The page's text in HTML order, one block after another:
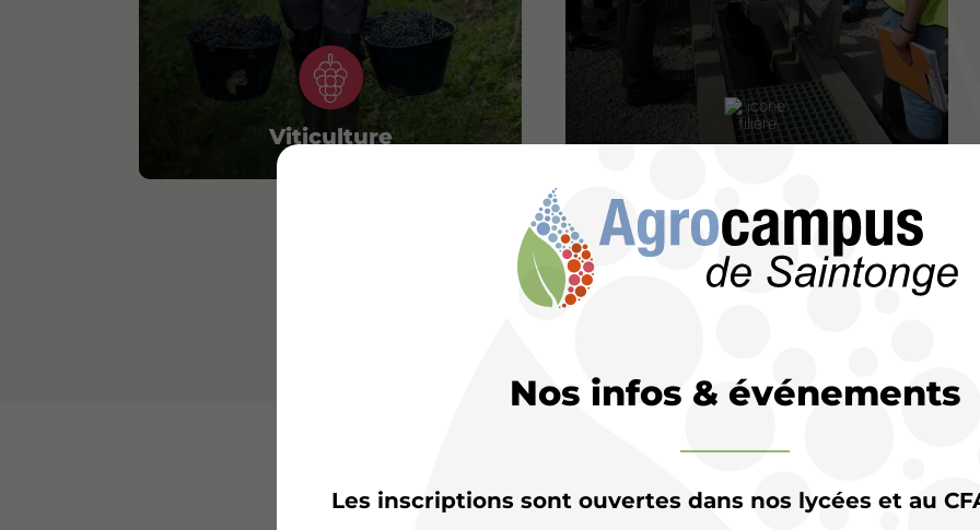
Viticulture
venteSecourisme
L’actualité de
Nos infos & événements
Les inscriptions sont ouvertes dans nos lycées et au